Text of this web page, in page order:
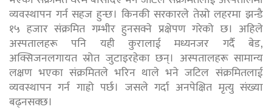
व्यवस्थापन गर्न सहज हुन्छ। किनकी सरकारले तेस्रो लहरमा झन्डै
१५ हजार संक्रमित गम्भीर हुनसक्ने प्रक्षेपण गरेको छ। अहिले
अस्पतालहरू पनि यही कुरालाई मध्यनजर गर्दै बेड,
अक्सिजनलगायत स्रोत जुटाइरहेका छन्। अस्पतालहरू सामान्य
लक्षण भएका संक्रमितले भरिन थाले भने जटिल संक्रमितलाई
व्यवस्थापन गर्न गाह्रो पर्छ। जसले गर्दा अनपेक्षित मृत्यु संख्या
बढ्नसक्छ।